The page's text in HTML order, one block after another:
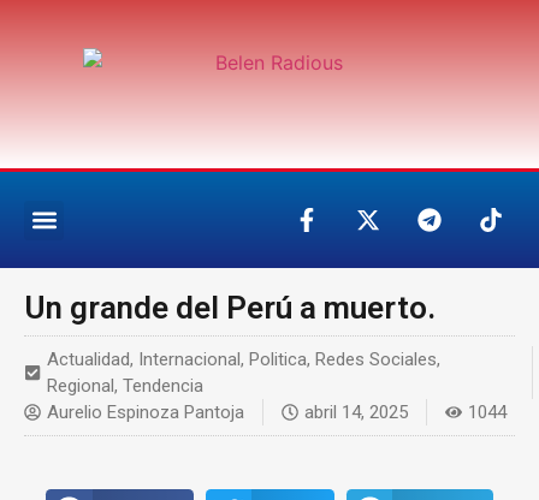
Un grande del Perú a muerto.
Actualidad, Internacional, Politica, Redes Sociales,
Regional, Tendencia
Aurelio Espinoza Pantoja
abril 14, 2025 1044